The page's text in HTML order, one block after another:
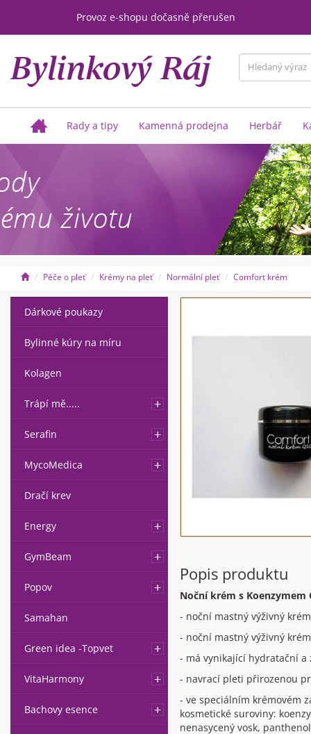
Provoz e-shopu dočasně přerušen
Rady a tipy Kamenná prodejna Herbář
Péče o pleť Krémy na pleť Normální pleť Comfort krém
Popis produktu
Noční krém s Koenzymem
- noční mastný výživný
- noční mastný výživný
- má vynikající hydratační
- navrací pleti přirozenou
- ve speciálním krémovém
kosmetické suroviny:
nenasycený vosk,
Dárkové poukazy
Bylinné kúry na míru
Kolagen
Trápí mě.....
Serafin
MycoMedica
Dračí krev
Energy
GymBeam
Popov
Samahan
Green idea -Topvet
VitaHarmony
Bachovy esence